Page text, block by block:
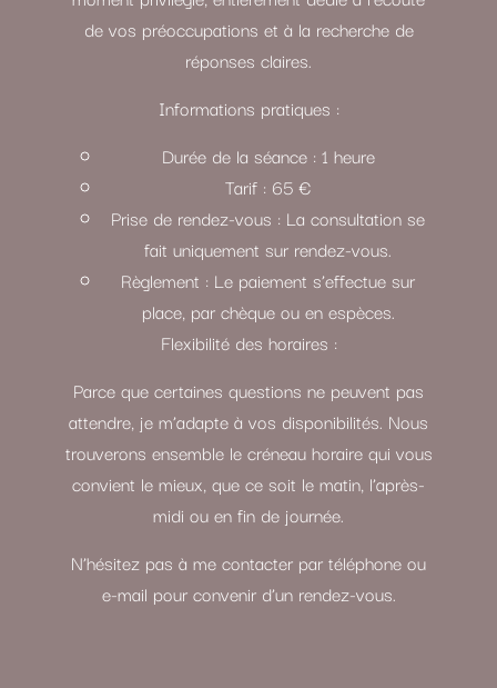
de vos préoccupations et à la recherche de
réponses claires.
Informations pratiques :
Durée de la séance : 1 heure
Tarif : 65 €
Prise de rendez-vous : La consultation se
fait uniquement sur rendez-vous.
Règlement : Le paiement s’effectue sur
place, par chèque ou en espèces.
Flexibilité des horaires :
Parce que certaines questions ne peuvent pas
attendre, je m’adapte à vos disponibilités. Nous
trouverons ensemble le créneau horaire qui vous
convient le mieux, que ce soit le matin, l’après-
midi ou en fin de journée.
N’hésitez pas à me contacter par téléphone ou
e-mail pour convenir d’un rendez-vous.